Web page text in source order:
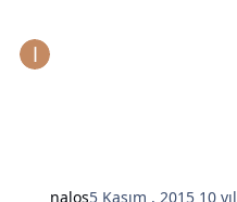
nalos5 Kasım , 2015 10 yıl